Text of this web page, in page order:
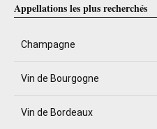
Appellations les plus recherchés
Champagne
Vin de Bourgogne
Vin de Bordeaux